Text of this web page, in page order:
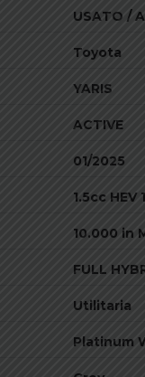
USATO /
Toyota
YARIS
ACTIVE
01/2025
1.5cc HEV
10.000 in
FULL
Utilitaria
Platinum